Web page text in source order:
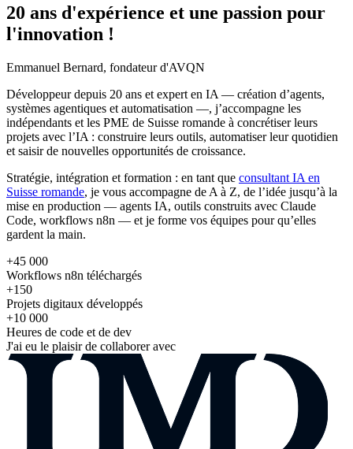
20 ans d'expérience et une passion pour
l'innovation !
Emmanuel Bernard, fondateur d'AVQN
Développeur depuis 20 ans et expert en IA — création d’agents,
systèmes agentiques et automatisation —, j’accompagne les
indépendants et les PME de Suisse romande à concrétiser leurs
projets avec l’IA : construire leurs outils, automatiser leur quotidien
et saisir de nouvelles opportunités de croissance.
Stratégie, intégration et formation : en tant que consultant IA en
Suisse romande, je vous accompagne de A à Z, de l’idée jusqu’à la
mise en production — agents IA, outils construits avec Claude
Code, workflows n8n — et je forme vos équipes pour qu’elles
gardent la main.
+45 000
Workflows n8n téléchargés
+150
Projets digitaux développés
+10 000
Heures de code et de dev
J'ai eu le plaisir de collaborer avec